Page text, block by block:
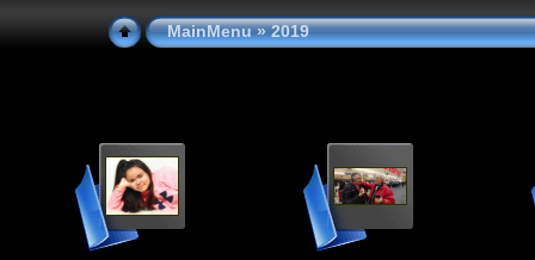
MainMenu» 2019